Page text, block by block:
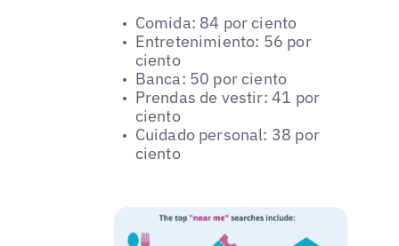
Comida: 84 por ciento
Entretenimiento: 56 por
ciento
Banca: 50 por ciento
Prendas de vestir: 41 por
ciento
Cuidado personal: 38 por
ciento